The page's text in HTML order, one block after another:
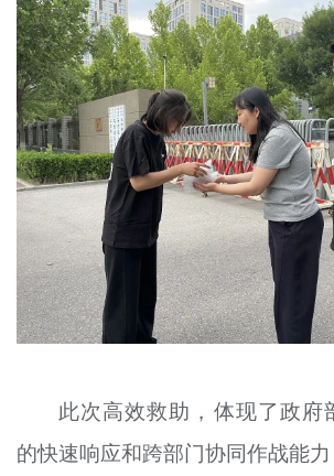
此次高效救助，体现了政府
的快速响应和跨部门协同作战能